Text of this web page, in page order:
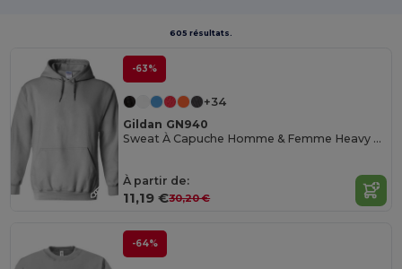
605 résultats.
-63%
+34
Gildan GN940
Sweat À Capuche Homme & Femme Heavy Blend
À partir de:
11,19 €30,20 €
-64%